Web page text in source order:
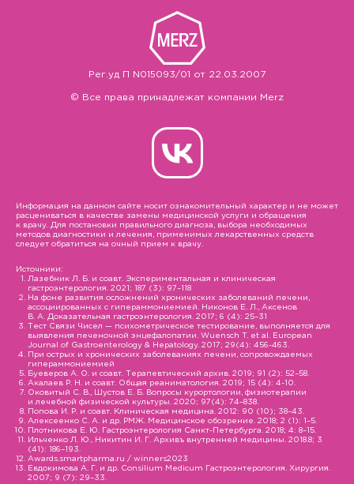
Рег.уд П N015093/01 от 22.03.2007
© Все права принадлежат компании Merz
Информация на данном сайте носит ознакомительный характер и не может
расцениваться в качестве замены медицинской услуги и обращения
к врачу. Для постановки правильного диагноза, выбора необходимых
методов диагностики и лечения, применимых лекарственных средств
следует обратиться на очный прием к врачу.
Источники:
Лазебник Л. Б. и соавт. Экспериментальная и клиническая
гастроэнтерология. 2021; 187 (3): 97–118
На фоне развития осложнений хронических заболеваний печени,
ассоциированных с гипераммониемией. Никонов Е. Л., Аксенов
В. А. Доказательная гастроэнтерология. 2017; 6 (4): 25–31
Тест Связи Чисел — психометрическое тестирование, выполняется для
выявления печеночной энцефалопатии. Wuensch T. et al. European
Journal of Gastroenterology & Hepatology. 2017; 29(4): 456-463.
При острых и хронических заболеваниях печени, сопровождаемых
гипераммониемией
Буеверов А. О. и соавт. Терапевтический архив. 2019; 91 (2): 52–58.
Акалаев Р. Н. и соавт. Общая реаниматология. 2019; 15 (4): 4-10.
Оковитый С. В., Шустов Е. Б. Вопросы курортологии, физиотерапии
и лечебной физической культуры. 2020; 97(4): 74–838.
Попова И. Р. и соавт. Клиническая медицина. 2012: 90 (10); 38–43.
Алексеенко С. А. и др. РМЖ. Медицинское обозрение. 2018; 2 (1): 1–5.
Плотникова Е. Ю. Гастроэнтерология Санкт-Петербурга. 2018; 4: 8–15.
Ильченко Л. Ю., Никитин И. Г. Архивъ внутренней медицины. 2018.8; 3
(41): 186–193.
Awards.smartpharma.ru / winners2023
Евдокимова А. Г. и др. Consilium Medicum Гастроэнтерология. Хирургия.
2007; 9 (7): 29–33.